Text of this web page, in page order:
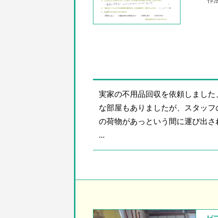
実家の不用品回収を依頼しました
な部屋もありましたが、スタッ
の荷物があっという間に運び出
...